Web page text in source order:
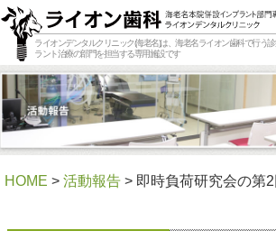
ライオンデンタルクリニック(海老名)は、海老名ライオン歯科で行う
ラント治療の部門を担当する専用施設です
HOME > 活動報告 > 即時負荷研究会の第